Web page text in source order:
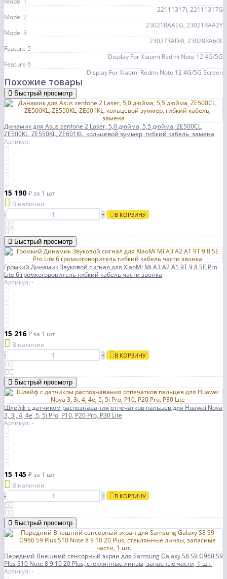
22111317I, 22111317G
Model 2
23021RAAEG, 23021RAA2Y
Model 3
23027RAD4I, 23028RA60L
Feature 5
Display For Xiaomi Redmi Note 12 4G/5G
Feature 6
Display For Xiaomi Redmi Note 12 4G/5G Screen
Похожие товары
Быстрый просмотр
Динамик для Asus zenfone 2 Laser, 5,0 дюйма, 5,5 дюйма, ZE500CL,
ZE500KL, ZE550KL, ZE601KL, кольцевой зуммер, гибкий кабель, замена
Артикул: -
15 190 ₽за 1 шт
В наличии
-
+ В КОРЗИНУ
Быстрый просмотр
Громкий Динамик Звуковой сигнал для XiaoMi Mi A3 A2 A1 9T 9 8 SE Pro
Lite 6 громкоговоритель гибкий кабель части звонка
Артикул: -
15 216₽за 1 шт
В наличии
-
+ В КОРЗИНУ
Быстрый просмотр
Шлейф с датчиком распознавания отпечатков пальцев для Huawei Nova
3, 3i, 4, 4e, 5, 5i Pro, P10, P20 Pro, P30 Lite
Артикул: -
15 145 ₽за 1 шт
В наличии
-
+ В КОРЗИНУ
Быстрый просмотр
Передний Внешний сенсорный экран для Samsung Galaxy S8 S9 G960 S9
Plus S10 Note 8 9 10 20 Plus, стеклянные линзы, запасные части, 1 шт.
Артикул: -